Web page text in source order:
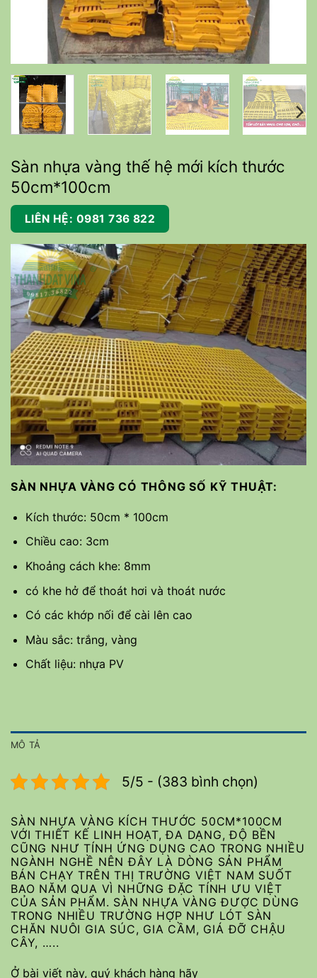
Sàn nhựa vàng thế hệ mới kích thước
50cm*100cm
LIÊN HỆ: 0981 736 822
SÀN NHỰA VÀNG CÓ THÔNG SỐ KỸ THUẬT:
Kích thước: 50cm * 100cm
Chiều cao: 3cm
Khoảng cách khe: 8mm
có khe hở để thoát hơi và thoát nước
Có các khớp nối để cài lên cao
Màu sắc: trắng, vàng
Chất liệu: nhựa PV
MÔ TẢ
5/5 - (383 bình chọn)
SÀN NHỰA VÀNG KÍCH THƯỚC 50CM*100CM
VỚI THIẾT KẾ LINH HOẠT, ĐA DẠNG, ĐỘ BỀN
CŨNG NHƯ TÍNH ỨNG DỤNG CAO TRONG NHIỀU
NGÀNH NGHỀ NÊN ĐÂY LÀ DÒNG SẢN PHẨM
BÁN CHẠY TRÊN THỊ TRƯỜNG VIỆT NAM SUỐT
BAO NĂM QUA VÌ NHỮNG ĐẶC TÍNH ƯU VIỆT
CỦA SẢN PHẨM. SÀN NHỰA VÀNG ĐƯỢC DÙNG
TRONG NHIỀU TRƯỜNG HỢP NHƯ LÓT SÀN
CHĂN NUÔI GIA SÚC, GIA CẦM, GIÁ ĐỠ CHẬU
CÂY, …..
Ở bài viết này, quý khách hàng hãy